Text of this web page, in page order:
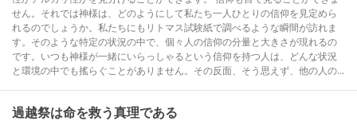
せん。それでは神様は、どのようにして私たち一人ひとりの信仰を見定めら
れるのでしょうか。私たちにもリトマス試験紙で調べるような瞬間が訪れま
す。そのような特定の状況の中で、個々人の信仰の分量と大きさが現れるの
です。いつも神様が一緒にいらっしゃるという信仰を持つ人は、どんな状況
と環境の中でも搖らぐことがありません。その反面、そう思えず、他の人の...
過越祭は命を救う真理である